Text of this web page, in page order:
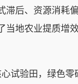
滞后、资源消耗
当地农业提质增
验田，绿色零